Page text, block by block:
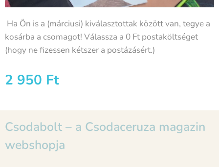
Ha Ön is a (márciusi) kiválasztottak között van, tegye a
kosárba a csomagot! Válassza a 0 Ft postaköltséget
(hogy ne fizessen kétszer a postázásért.)
2 950 Ft
Csodabolt – a Csodaceruza magazin
webshopja